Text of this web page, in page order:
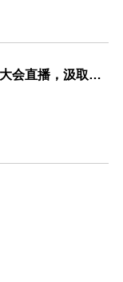
礼赞建党 105 周年｜亚通党员集中收看大会直播，汲取奋进力量